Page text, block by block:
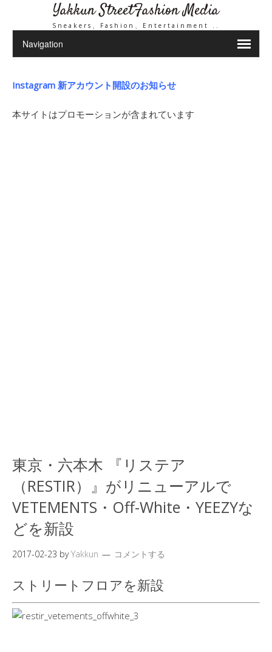
Yakkun StreetFashion Media
Sneakers、Fashion、Entertainment ..
Instagram 新アカウント開設のお知らせ
本サイトはプロモーションが含まれています
東京・六本木 『リステア
（RESTIR）』がリニューアルで
VETEMENTS・Off-White・YEEZYな
どを新設
2017-02-23 byYakkun コメントする
ストリートフロアを新設